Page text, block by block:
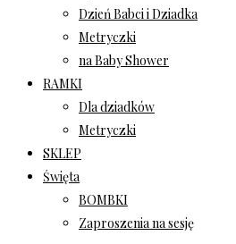
Dzień Babci i Dziadka
Metryczki
na Baby Shower
RAMKI
Dla dziadków
Metryczki
SKLEP
Święta
BOMBKI
Zaproszenia na sesję